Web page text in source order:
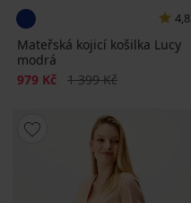
4,8
Mateřská kojicí košilka Lucy
modrá
Sleva
979 Kč Původní cena
1 399 Kč